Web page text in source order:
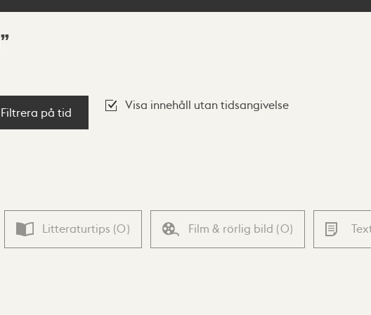
Filtrera på tid
Visa innehåll utan tidsangivelse
Litteraturtips (0) Film & rörlig bild (0)